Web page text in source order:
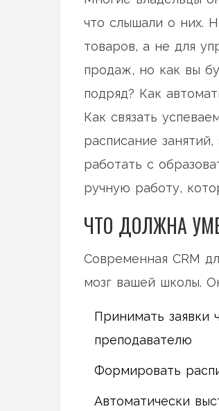
что слышали о них.
товаров, а не для
продаж, но как вы
подряд? Как
Как связать
расписание
работать с
ручную работу,
ЧТО ДОЛЖНА
Современная CRM
мозг вашей школы.
Принимать заявки
преподавателю
Формировать
Автоматически